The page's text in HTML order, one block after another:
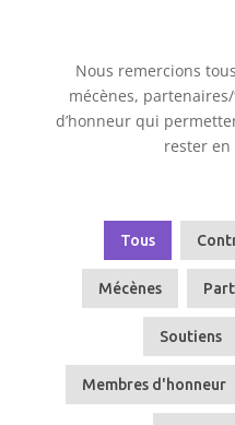
Nous remercions
mécènes,
d’honneur qui
rester
Tous
Mécènes
Soutiens
Membres d'honneur